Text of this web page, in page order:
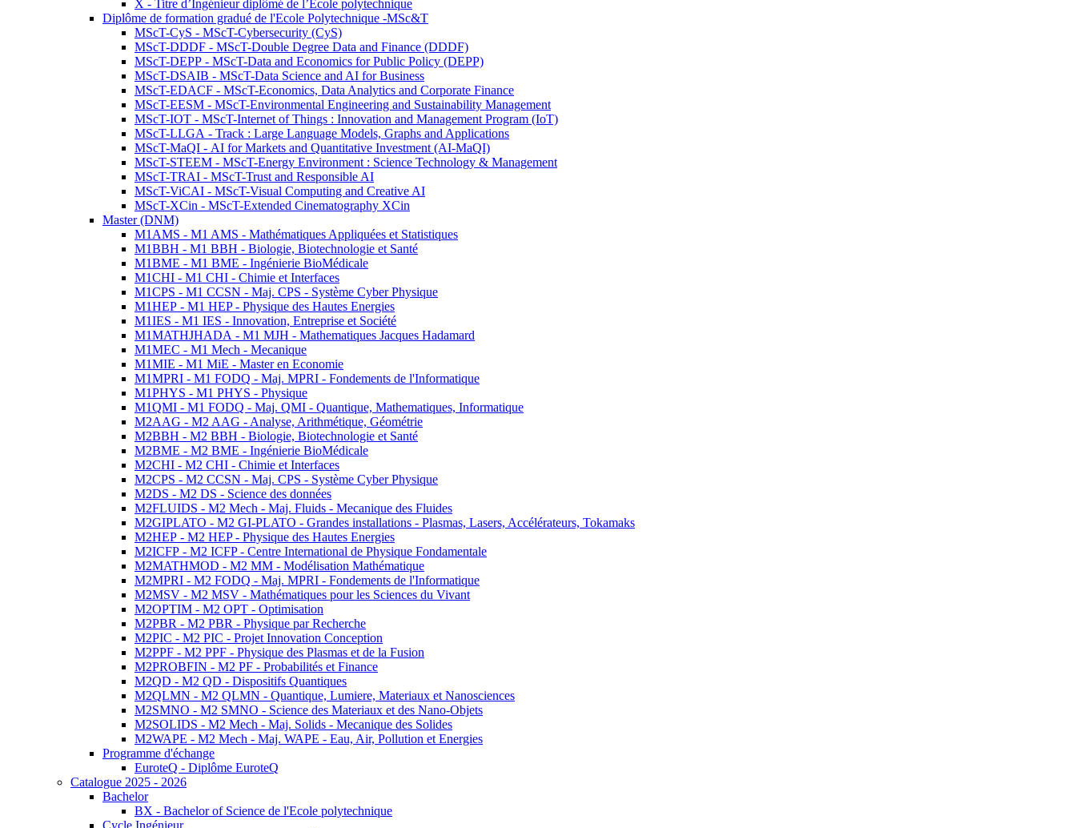
X - Titre d’Ingénieur diplômé de l’École polytechnique
Diplôme de formation gradué de l'Ecole Polytechnique -MSc&T
MScT-CyS - MScT-Cybersecurity (CyS)
MScT-DDDF - MScT-Double Degree Data and Finance (DDDF)
MScT-DEPP - MScT-Data and Economics for Public Policy (DEPP)
MScT-DSAIB - MScT-Data Science and AI for Business
MScT-EDACF - MScT-Economics, Data Analytics and Corporate Finance
MScT-EESM - MScT-Environmental Engineering and Sustainability Management
MScT-IOT - MScT-Internet of Things : Innovation and Management Program (IoT)
MScT-LLGA - Track : Large Language Models, Graphs and Applications
MScT-MaQI - AI for Markets and Quantitative Investment (AI-MaQI)
MScT-STEEM - MScT-Energy Environment : Science Technology & Management
MScT-TRAI - MScT-Trust and Responsible AI
MScT-ViCAI - MScT-Visual Computing and Creative AI
MScT-XCin - MScT-Extended Cinematography XCin
Master (DNM)
M1AMS - M1 AMS - Mathématiques Appliquées et Statistiques
M1BBH - M1 BBH - Biologie, Biotechnologie et Santé
M1BME - M1 BME - Ingénierie BioMédicale
M1CHI - M1 CHI - Chimie et Interfaces
M1CPS - M1 CCSN - Maj. CPS - Système Cyber Physique
M1HEP - M1 HEP - Physique des Hautes Energies
M1IES - M1 IES - Innovation, Entreprise et Société
M1MATHJHADA - M1 MJH - Mathematiques Jacques Hadamard
M1MEC - M1 Mech - Mecanique
M1MIE - M1 MiE - Master en Economie
M1MPRI - M1 FODQ - Maj. MPRI - Fondements de l'Informatique
M1PHYS - M1 PHYS - Physique
M1QMI - M1 FODQ - Maj. QMI - Quantique, Mathematiques, Informatique
M2AAG - M2 AAG - Analyse, Arithmétique, Géométrie
M2BBH - M2 BBH - Biologie, Biotechnologie et Santé
M2BME - M2 BME - Ingénierie BioMédicale
M2CHI - M2 CHI - Chimie et Interfaces
M2CPS - M2 CCSN - Maj. CPS - Système Cyber Physique
M2DS - M2 DS - Science des données
M2FLUIDS - M2 Mech - Maj. Fluids - Mecanique des Fluides
M2GIPLATO - M2 GI-PLATO - Grandes installations - Plasmas, Lasers, Accélérateurs, Tokamaks
M2HEP - M2 HEP - Physique des Hautes Energies
M2ICFP - M2 ICFP - Centre International de Physique Fondamentale
M2MATHMOD - M2 MM - Modélisation Mathématique
M2MPRI - M2 FODQ - Maj. MPRI - Fondements de l'Informatique
M2MSV - M2 MSV - Mathématiques pour les Sciences du Vivant
M2OPTIM - M2 OPT - Optimisation
M2PBR - M2 PBR - Physique par Recherche
M2PIC - M2 PIC - Projet Innovation Conception
M2PPF - M2 PPF - Physique des Plasmas et de la Fusion
M2PROBFIN - M2 PF - Probabilités et Finance
M2QD - M2 QD - Dispositifs Quantiques
M2QLMN - M2 QLMN - Quantique, Lumiere, Materiaux et Nanosciences
M2SMNO - M2 SMNO - Science des Materiaux et des Nano-Objets
M2SOLIDS - M2 Mech - Maj. Solids - Mecanique des Solides
M2WAPE - M2 Mech - Maj. WAPE - Eau, Air, Pollution et Energies
Programme d'échange
EuroteQ - Diplôme EuroteQ
Catalogue 2025 - 2026
Bachelor
BX - Bachelor of Science de l'Ecole polytechnique
Cycle Ingénieur